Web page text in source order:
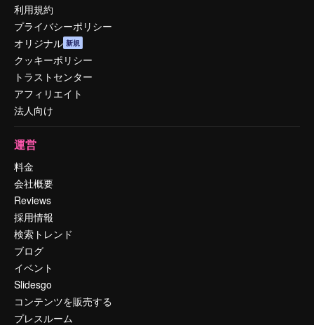
利用規約
プライバシーポリシー
オリジナル 新規
クッキーポリシー
トラストセンター
アフィリエイト
法人向け
運営
料金
会社概要
Reviews
採用情報
検索トレンド
ブログ
イベント
Slidesgo
コンテンツを販売する
プレスルーム